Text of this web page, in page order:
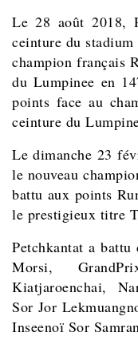
Le 28 août 2018,
ceinture du
champion français
du Lumpinee en
points face au
ceinture du
Le dimanche 23
le nouveau
battu aux points
le prestigieux titre
Petchkantat a battu
Morsi,
Kiatjaroenchai,
Sor Jor
Inseenoï Sor